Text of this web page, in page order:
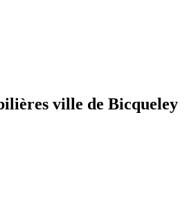
ville de Bicqueley